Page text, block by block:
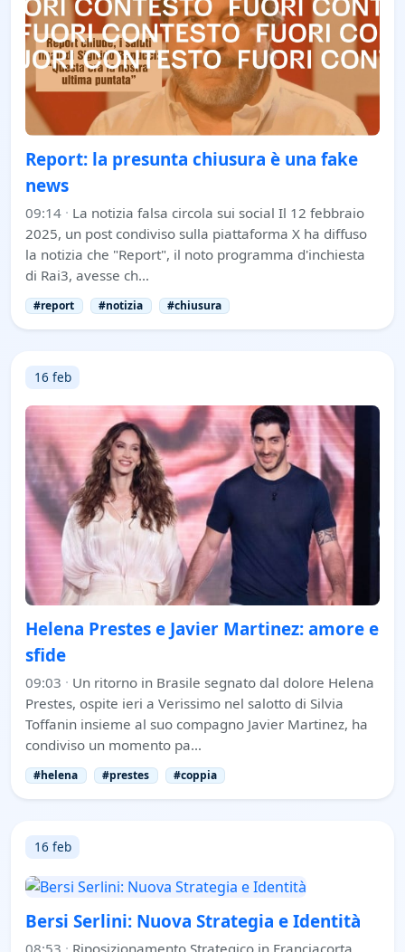
Report: la presunta chiusura è una fake
news
09:14 · La notizia falsa circola sui social Il 12 febbraio
2025, un post condiviso sulla piattaforma X ha diffuso
la notizia che "Report", il noto programma d'inchiesta
di Rai3, avesse ch…
#report #notizia #chiusura
16 feb
Helena Prestes e Javier Martinez: amore e
sfide
09:03 · Un ritorno in Brasile segnato dal dolore Helena
Prestes, ospite ieri a Verissimo nel salotto di Silvia
Toffanin insieme al suo compagno Javier Martinez, ha
condiviso un momento pa…
#helena #prestes #coppia
16 feb
Bersi Serlini: Nuova Strategia e Identità
08:53 · Riposizionamento Strategico in Franciacorta